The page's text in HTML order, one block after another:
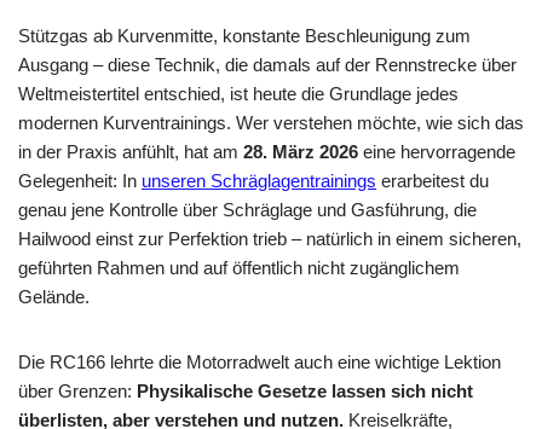
Stützgas ab Kurvenmitte, konstante Beschleunigung zum
Ausgang – diese Technik, die damals auf der Rennstrecke über
Weltmeistertitel entschied, ist heute die Grundlage jedes
modernen Kurventrainings. Wer verstehen möchte, wie sich das
in der Praxis anfühlt, hat am 28. März 2026 eine hervorragende
Gelegenheit: In unseren Schräglagentrainings erarbeitest du
genau jene Kontrolle über Schräglage und Gasführung, die
Hailwood einst zur Perfektion trieb – natürlich in einem sicheren,
geführten Rahmen und auf öffentlich nicht zugänglichem
Gelände.
Die RC166 lehrte die Motorradwelt auch eine wichtige Lektion
über Grenzen: Physikalische Gesetze lassen sich nicht
überlisten, aber verstehen und nutzen. Kreiselkräfte,